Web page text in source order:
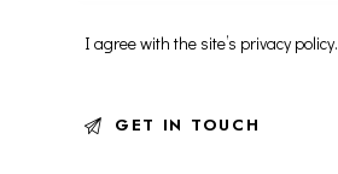
I agree with the site’s privacy policy.